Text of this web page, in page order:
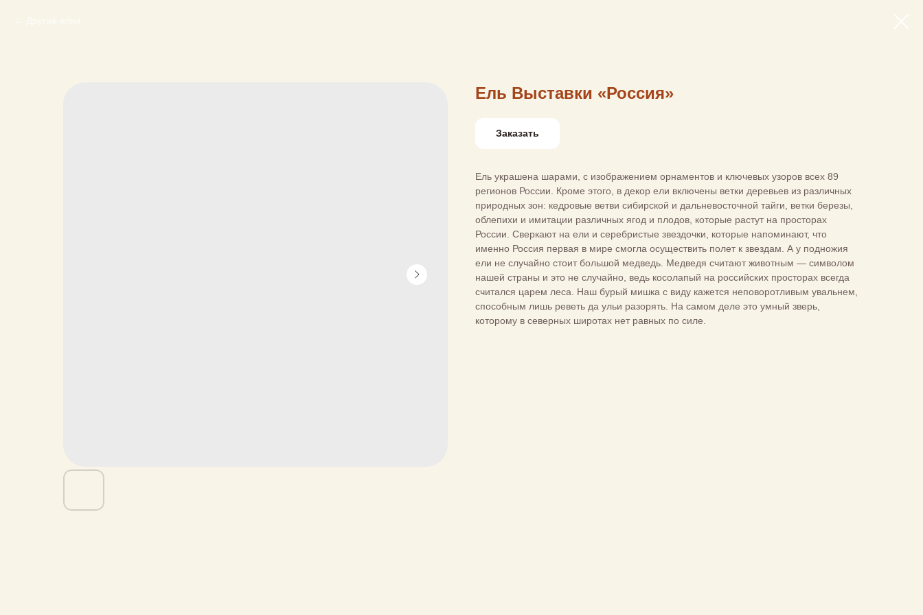
Ель Выставки «Россия»
Заказать
Ель украшена шарами, с изображением орнаментов и ключевых узоров всех 89
регионов России. Кроме этого, в декор ели включены ветки деревьев из различных
природных зон: кедровые ветви сибирской и дальневосточной тайги, ветки березы,
облепихи и имитации различных ягод и плодов, которые растут на просторах
России. Сверкают на ели и серебристые звездочки, которые напоминают, что
именно Россия первая в мире смогла осуществить полет к звездам. А у подножия
ели не случайно стоит большой медведь. Медведя считают животным — символом
нашей страны и это не случайно, ведь косолапый на российских просторах всегда
считался царем леса. Наш бурый мишка с виду кажется неповоротливым увальнем,
способным лишь реветь да ульи разорять. На самом деле это умный зверь,
которому в северных широтах нет равных по силе.